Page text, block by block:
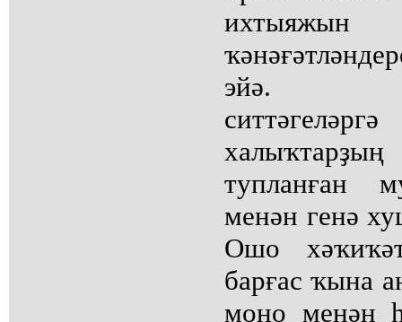
эйә.
халыҡтарҙың
тупланған
менән генә
Ошо
барғас ҡына
моңо менән